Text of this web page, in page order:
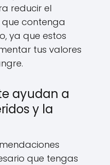
reducir el
contenga
ya que estos
tus valores
ayudan a
y la
que tengas